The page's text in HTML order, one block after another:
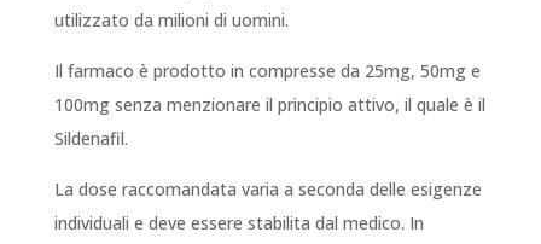
utilizzato da milioni di uomini.
Il farmaco è prodotto in compresse da 25mg, 50mg e
100mg senza menzionare il principio attivo, il quale è il
Sildenafil.
La dose raccomandata varia a seconda delle esigenze
individuali e deve essere stabilita dal medico. In